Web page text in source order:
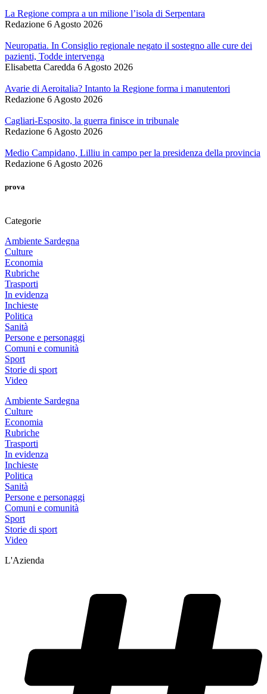
La Regione compra a un milione l’isola di Serpentara
Redazione 6 Agosto 2026
Neuropatia. In Consiglio regionale negato il sostegno alle cure dei
pazienti, Todde intervenga
Elisabetta Caredda 6 Agosto 2026
Avarie di Aeroitalia? Intanto la Regione forma i manutentori
Redazione 6 Agosto 2026
Cagliari-Esposito, la guerra finisce in tribunale
Redazione 6 Agosto 2026
Medio Campidano, Lilliu in campo per la presidenza della provincia
Redazione 6 Agosto 2026
prova
Categorie
Ambiente Sardegna
Culture
Economia
Rubriche
Trasporti
In evidenza
Inchieste
Politica
Sanità
Persone e personaggi
Comuni e comunità
Sport
Storie di sport
Video
Ambiente Sardegna
Culture
Economia
Rubriche
Trasporti
In evidenza
Inchieste
Politica
Sanità
Persone e personaggi
Comuni e comunità
Sport
Storie di sport
Video
L'Azienda